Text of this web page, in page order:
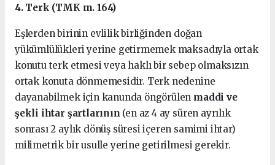
4. Terk (TMK m. 164)
Eşlerden birinin evlilik birliğinden doğan
yükümlülükleri yerine getirmemek maksadıyla ortak
konutu terk etmesi veya haklı bir sebep olmaksızın
ortak konuta dönmemesidir. Terk nedenine
dayanabilmek için kanunda öngörülen maddi ve
şekli ihtar şartlarının (en az 4 ay süren ayrılık
sonrası 2 aylık dönüş süresi içeren samimi ihtar)
milimetrik bir usulle yerine getirilmesi gerekir.